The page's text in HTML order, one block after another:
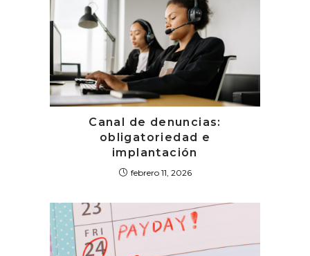
Canal de denuncias:
obligatoriedad e
implantación
febrero 11, 2026